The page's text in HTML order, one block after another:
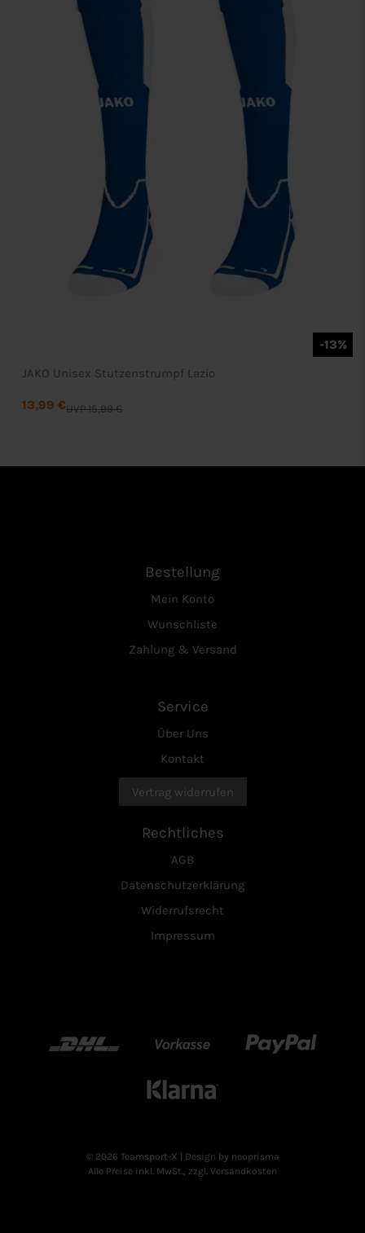
-13%
JAKO Unisex Stutzenstrumpf Lazio
UVP 15,99 €
13,99 €
Bestellung
Mein Konto
Wunschliste
Zahlung & Versand
Service
Über Uns
Kontakt
Vertrag widerrufen
Rechtliches
AGB
Datenschutzerklärung
Widerrufsrecht
Impressum
DHL Vorkasse Paypal
Klarn
© 2026 Teamsport-X
| Design by neoprisma
Alle Preise inkl. MwSt., zzgl. Versandkosten